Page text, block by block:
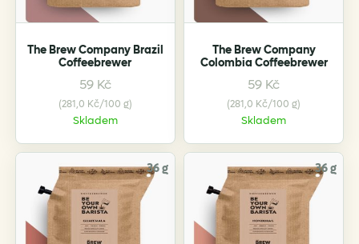
The Brew Company Brazil
Coffeebrewer
59 Kč
(281,0 Kč/100 g)
Skladem
The Brew Company
Colombia Coffeebrewer
59 Kč
(281,0 Kč/100 g)
Skladem
36 g 36 g